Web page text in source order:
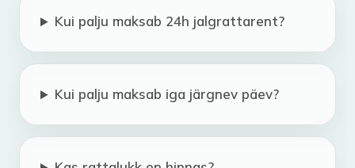
Kui palju maksab 24h jalgrattarent?
Kui palju maksab iga järgnev päev?